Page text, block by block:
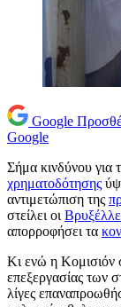
Google
Google
Σήμα κινδύνου για
χρηματοδότησης
αντιμετώπιση της
στείλει οι
απορροφήσει τα
Κι ενώ η Κομισιόν
επεξεργασίας των
λίγες